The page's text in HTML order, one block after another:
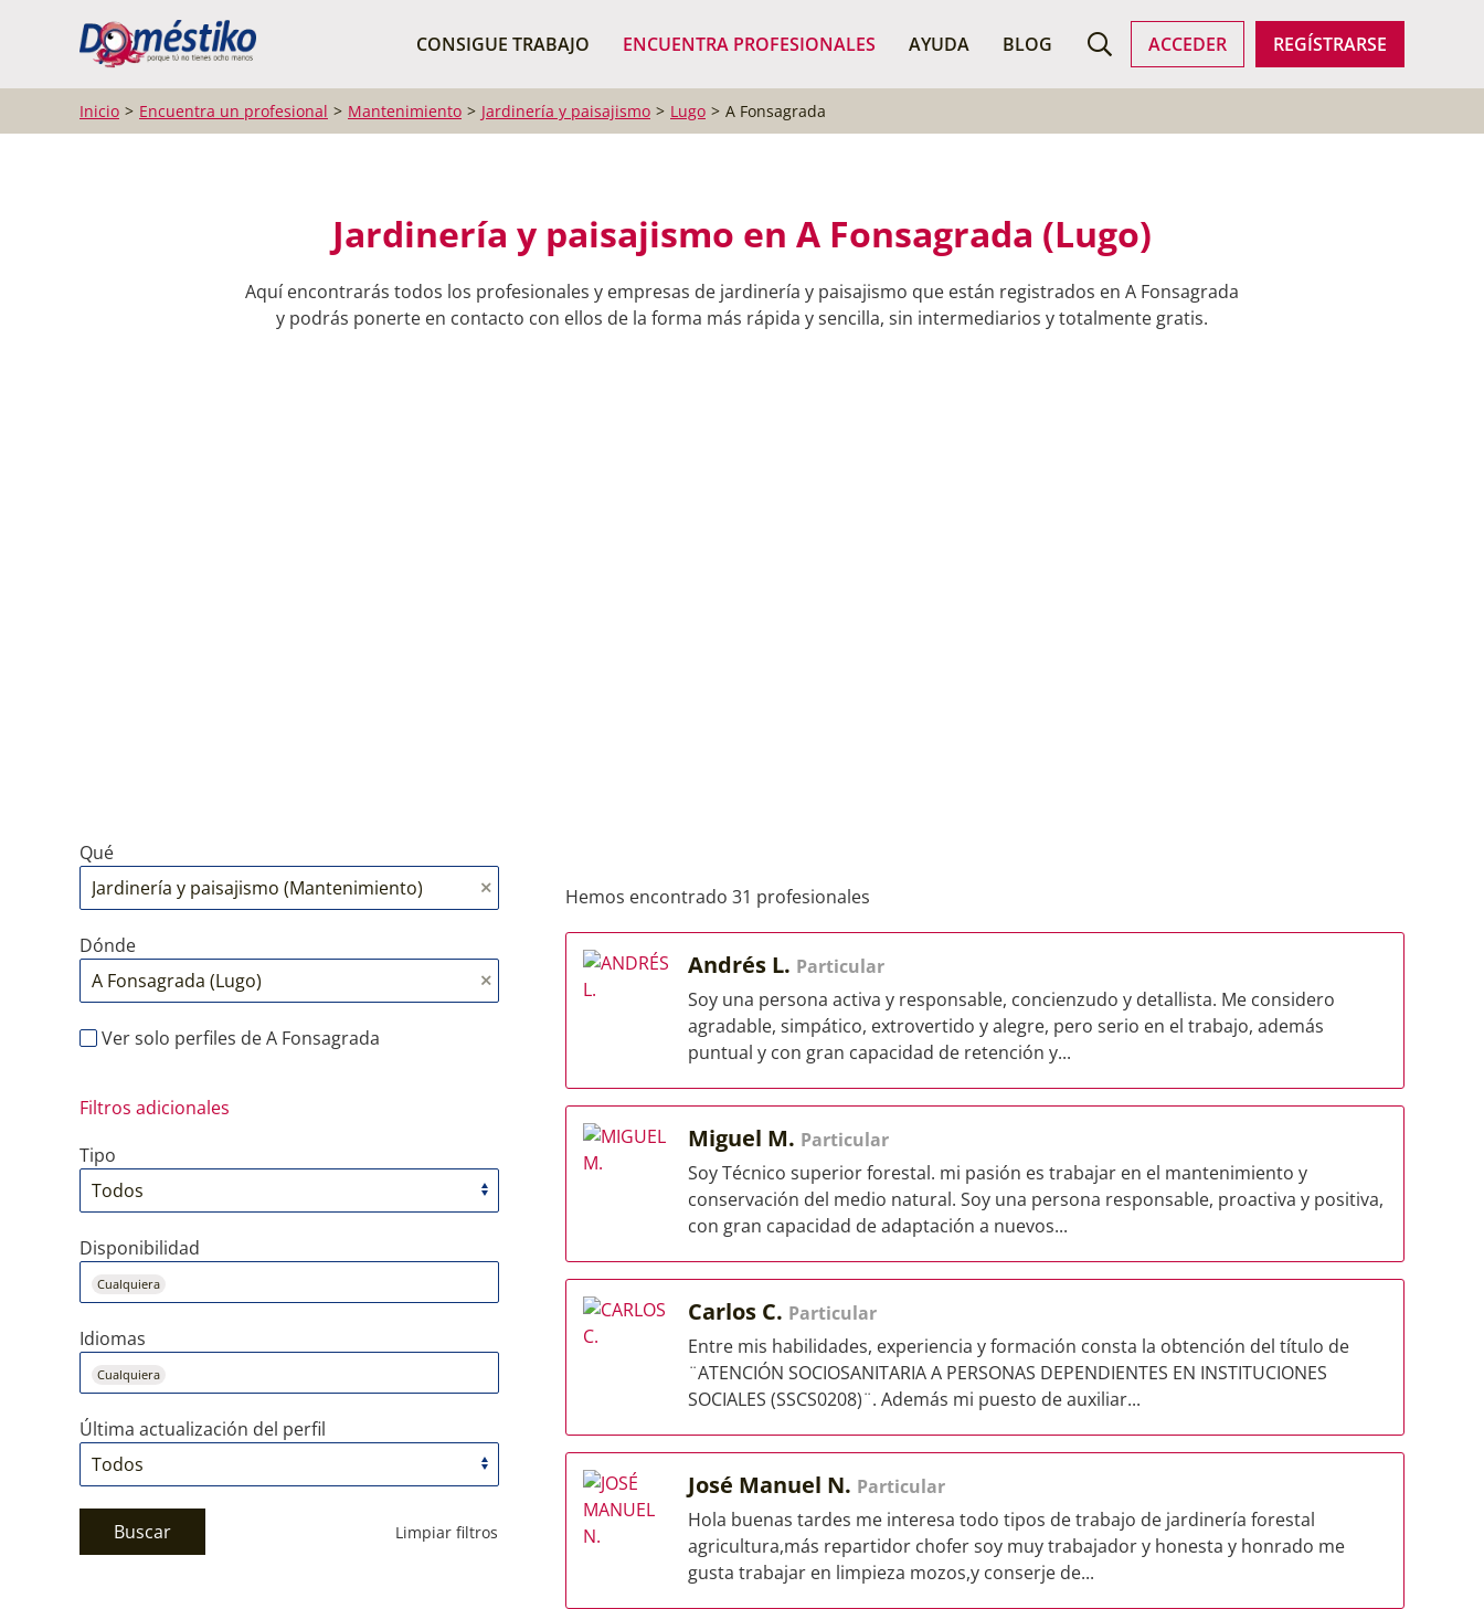
CONSIGUE TRABAJO ENCUENTRA PROFESIONALES AYUDA BLOG ACCEDER REGÍSTRARSE
BUSCAR PROFESIONALES
Inicio Encuentra un profesional Mantenimiento Jardinería y paisajismo Lugo A Fonsagrada
Jardinería y paisajismo en A Fonsagrada (Lugo)
Aquí encontrarás todos los profesionales y empresas de jardinería y paisajismo que están registrados en A Fonsagrada
y podrás ponerte en contacto con ellos de la forma más rápida y sencilla, sin intermediarios y totalmente gratis.
Qué
Dónde
Ver solo perfiles de A Fonsagrada
Filtros adicionales
Tipo
Disponibilidad
Cualquiera
Idiomas
Cualquiera
Última actualización del perfil
Buscar Limpiar filtros
Hemos encontrado 31 profesionales
Andrés L. Particular
Soy una persona activa y responsable, concienzudo y detallista. Me considero
agradable, simpático, extrovertido y alegre, pero serio en el trabajo, además
puntual y con gran capacidad de retención y...
Miguel M. Particular
Soy Técnico superior forestal. mi pasión es trabajar en el mantenimiento y
conservación del medio natural. Soy una persona responsable, proactiva y positiva,
con gran capacidad de adaptación a nuevos...
Carlos C. Particular
Entre mis habilidades, experiencia y formación consta la obtención del título de
¨ATENCIÓN SOCIOSANITARIA A PERSONAS DEPENDIENTES EN INSTITUCIONES
SOCIALES (SSCS0208)¨. Además mi puesto de auxiliar...
José Manuel N. Particular
Hola buenas tardes me interesa todo tipos de trabajo de jardinería forestal
agricultura,más repartidor chofer soy muy trabajador y honesta y honrado me
gusta trabajar en limpieza mozos,y conserje de...